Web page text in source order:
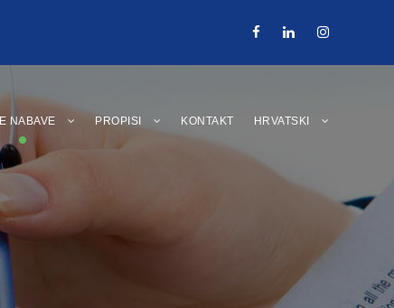
NABAVE PROPISI KONTAKT HRVATSKI